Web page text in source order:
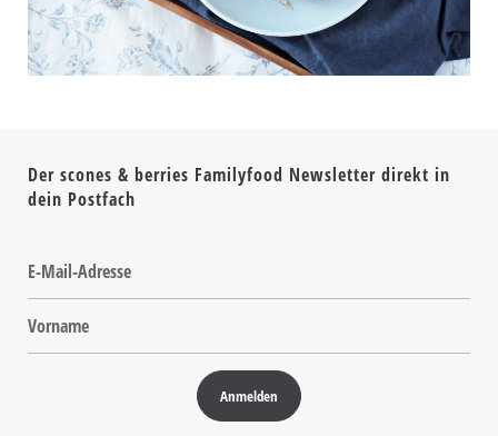
Der scones & berries Familyfood Newsletter direkt in
dein Postfach